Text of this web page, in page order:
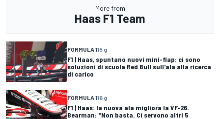
More from
Haas F1 Team
FORMULA 115 g
F1 | Haas, spuntano nuovi mini-flap: ci sono
soluzioni di scuola Red Bull sull'ala alla ricerca
di carico
FORMULA 116 g
F1 | Haas: la nuova ala migliora la VF-26.
Bearman: "Non basta. Ci servono altri 5